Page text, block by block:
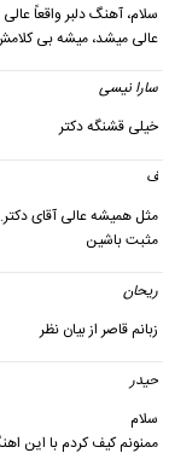
سلام، آهنگ دلبر واقعاً
عالی میشد، میشه بی
سارا نیسی
خیلی قشنگه دکتر
ف
مثل همیشه عالی آقای
مثبت باشین
ریحان
زبانم قاصر از بیان نظر
حیدر
سلام
ممنونم کیف کردم با این